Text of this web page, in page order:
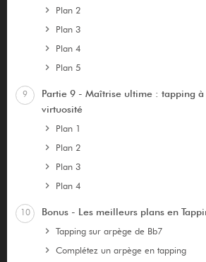
Plan 2
Plan 3
Plan 4
Plan 5
9
Partie 9 - Maîtrise ultime : tapping
virtuosité
Plan 1
Plan 2
Plan 3
Plan 4
10
Bonus - Les meilleurs plans en
Tapping sur arpège de Bb7
Complétez un arpège en tapping